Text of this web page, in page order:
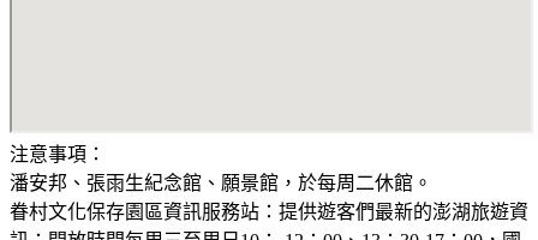
注意事項：
潘安邦、張雨生紀念館、願景館，於每周二休館。
眷村文化保存園區資訊服務站：提供遊客們最新的澎湖旅遊資